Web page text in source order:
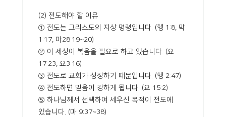
(2) 전도해야 할 이유
① 전도는 그리스도의 지상 명령입니다. (행 1:8, 막
1:17, 마28:19~20)
② 이 세상이 복음을 필요로 하고 있습니다. (요
17:23, 요3:16)
③ 전도로 교회가 성장하기 때문입니다. (행 2:47)
④ 전도하면 믿음이 강하게 됩니다. (요 15:2)
⑤ 하나님께서 선택하여 세우신 목적이 전도에
있습니다. (마 9:37~38)